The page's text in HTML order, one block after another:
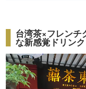
台湾茶×フレンチ
な新感覚ドリン